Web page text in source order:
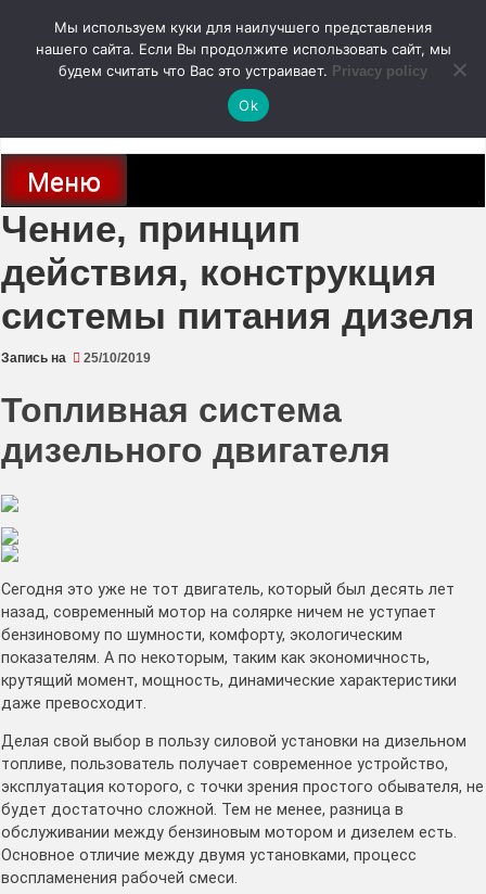
содержимому
autodoc24.ru
Новости про современные автомобили и не только, новинки зарубежного
и отечественного автопрома
Меню
Чение, принцип
действия, конструкция
системы питания дизеля
Запись на 25/10/2019
Топливная система
дизельного двигателя
Сегодня это уже не тот двигатель, который был десять лет
назад, современный мотор на солярке ничем не уступает
бензиновому по шумности, комфорту, экологическим
показателям. А по некоторым, таким как экономичность,
крутящий момент, мощность, динамические характеристики
даже превосходит.
Делая свой выбор в пользу силовой установки на дизельном
топливе, пользователь получает современное устройство,
эксплуатация которого, с точки зрения простого обывателя, не
будет достаточно сложной. Тем не менее, разница в
обслуживании между бензиновым мотором и дизелем есть.
Основное отличие между двумя установками, процесс
воспламенения рабочей смеси.
Мы используем куки для наилучшего представления
нашего сайта. Если Вы продолжите использовать сайт, мы
будем считать что Вас это устраивает. Privacy policy
Ok